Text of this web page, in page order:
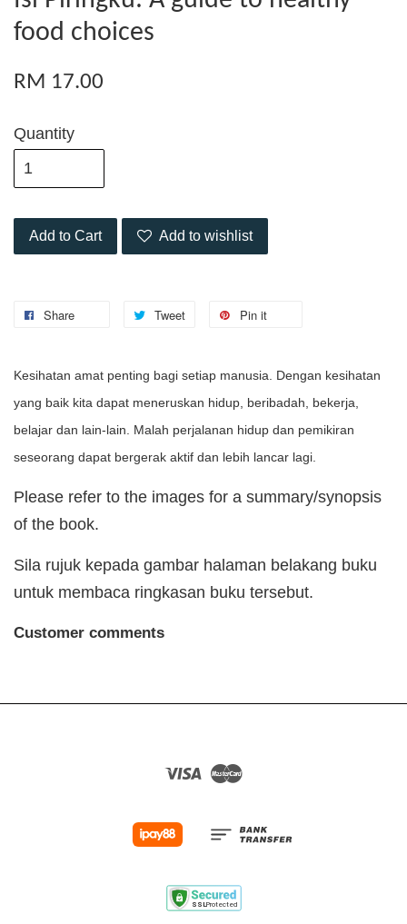
food choices
RM 17.00
Quantity
Add to Cart Add to wishlist
Share Tweet Pin it
Kesihatan amat penting bagi setiap manusia. Dengan kesihatan
yang baik kita dapat meneruskan hidup, beribadah, bekerja,
belajar dan lain-lain. Malah perjalanan hidup dan pemikiran
seseorang dapat bergerak aktif dan lebih lancar lagi.
Please refer to the images for a summary/synopsis
of the book.
Sila rujuk kepada gambar halaman belakang buku
untuk membaca ringkasan buku tersebut.
Customer comments
Visa